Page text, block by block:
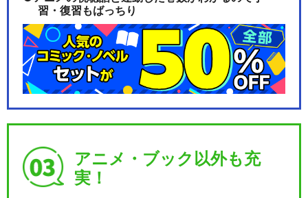
習・復習もばっちり
アニメ・ブック以外も充
実！